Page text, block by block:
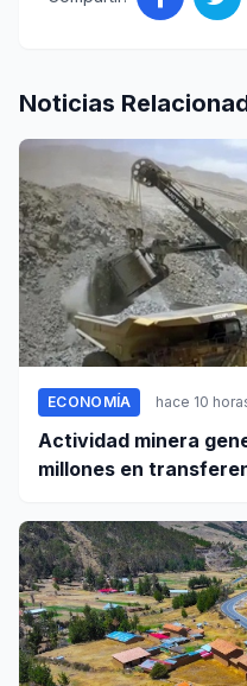
Noticias
ECONOMÍA hace 10
Actividad minera
millones en